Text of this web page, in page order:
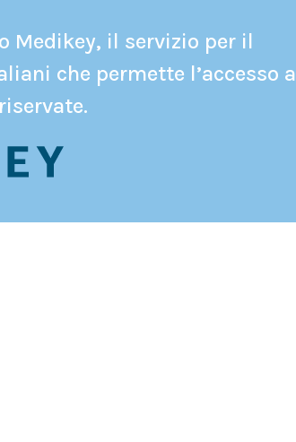
Medikey, il servizio per il
che permette l’accesso a